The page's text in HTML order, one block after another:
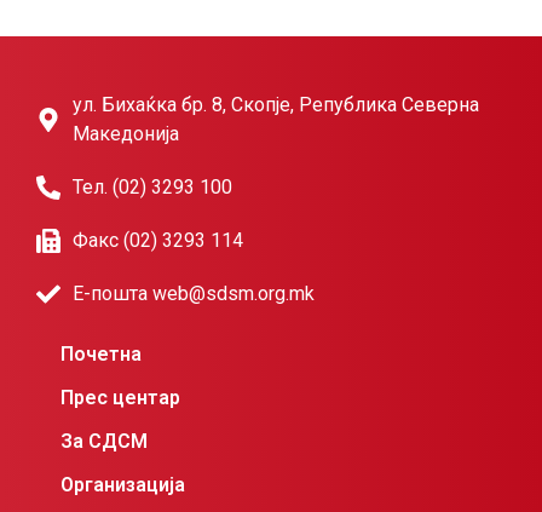
ул. Бихаќка бр. 8, Скопје, Република Северна
Македонија
Тел. (02) 3293 100
Факс (02) 3293 114
Е-пошта web@sdsm.org.mk
Почетна
Прес центар
За СДСМ
Организација